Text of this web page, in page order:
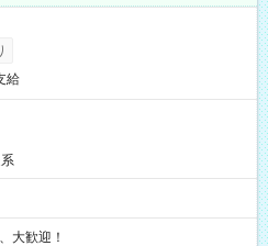
給
大歓迎！